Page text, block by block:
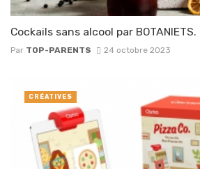
Cockails sans alcool par BOTANIETS.
Par TOP-PARENTS 24 octobre 2023
CRÉATIVES